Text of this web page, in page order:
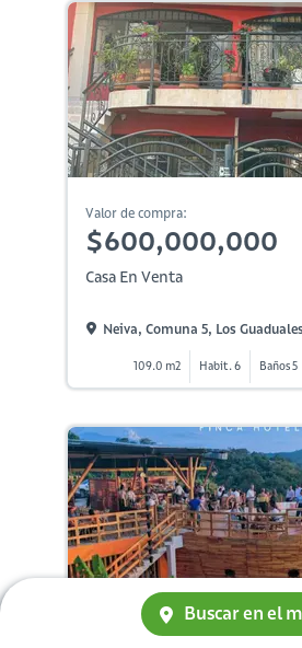
Valor de compra:
$600,000,000
Casa En Venta
Neiva, Comuna 5, Los Guaduales
109.0 m2 Habit. 6 Baños 5
Valor de compra:
Buscar en el